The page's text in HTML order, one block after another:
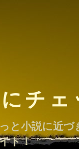
チ
と小説に近
ト！